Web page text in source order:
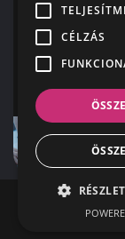
400
Detroit,
CÉLZÁS